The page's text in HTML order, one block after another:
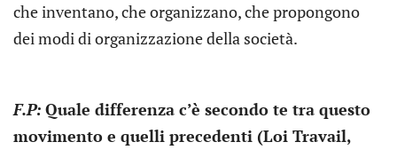
che inventano, che organizzano, che propongono
dei modi di organizzazione della società.
F.P: Quale differenza c’è secondo te tra questo
movimento e quelli precedenti (Loi Travail,